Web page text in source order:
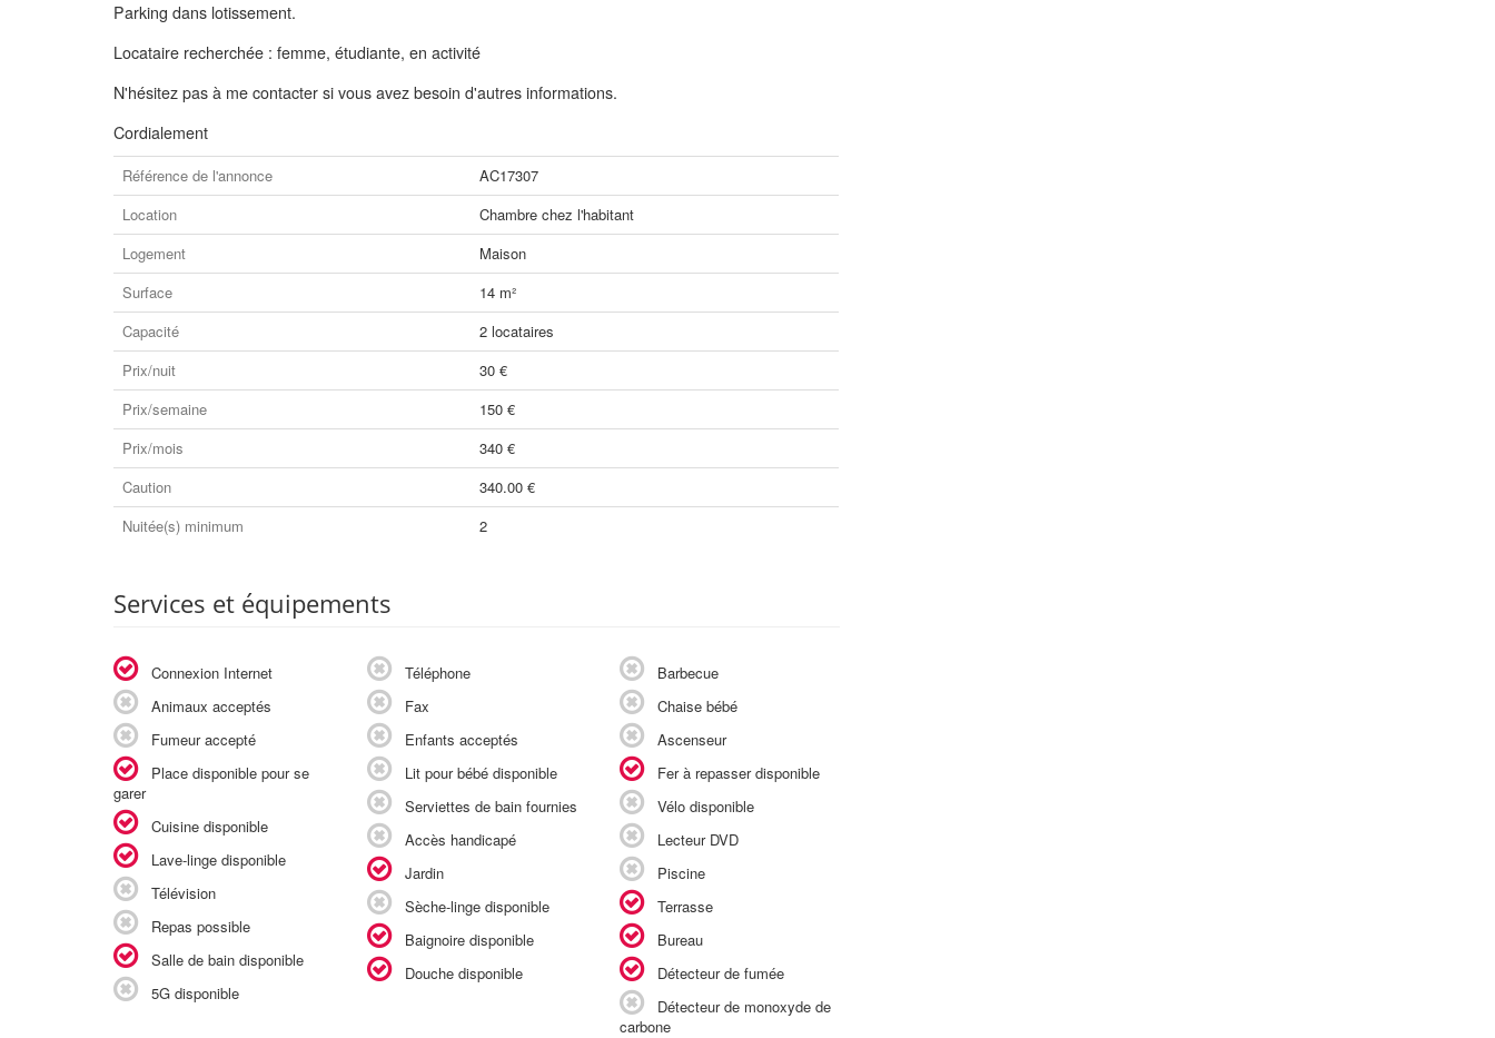
Parking dans lotissement.
Locataire recherchée : femme, étudiante, en activité
N'hésitez pas à me contacter si vous avez besoin d'autres informations.
Cordialement
Référence de l'annonce
AC17307
Location
Chambre chez l'habitant
Logement
Maison
Surface
14 m²
Capacité
2 locataires
Prix/nuit
30 €
Prix/semaine
150 €
Prix/mois
340 €
Caution
340.00 €
Nuitée(s) minimum
2
Services et équipements
Connexion Internet
Animaux acceptés
Fumeur accepté
Place disponible pour se
garer
Cuisine disponible
Lave-linge disponible
Télévision
Repas possible
Salle de bain disponible
5G disponible
Téléphone
Fax
Enfants acceptés
Lit pour bébé disponible
Serviettes de bain fournies
Accès handicapé
Jardin
Sèche-linge disponible
Baignoire disponible
Douche disponible
Barbecue
Chaise bébé
Ascenseur
Fer à repasser disponible
Vélo disponible
Lecteur DVD
Piscine
Terrasse
Bureau
Détecteur de fumée
Détecteur de monoxyde de
carbone